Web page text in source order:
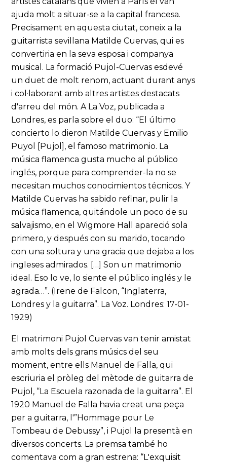
ajuda molt a situar-se a la capital francesa.
Precisament en aquesta ciutat, coneix a la
guitarrista sevillana Matilde Cuervas, qui es
convertiria en la seva esposa i companya
musical. La formació Pujol-Cuervas esdevé
un duet de molt renom, actuant durant anys
i col·laborant amb altres artistes destacats
d'arreu del món. A La Voz, publicada a
Londres, es parla sobre el duo: “El último
concierto lo dieron Matilde Cuervas y Emilio
Puyol [Pujol], el famoso matrimonio. La
música flamenca gusta mucho al público
inglés, porque para comprender-la no se
necesitan muchos conocimientos técnicos. Y
Matilde Cuervas ha sabido refinar, pulir la
música flamenca, quitándole un poco de su
salvajismo, en el Wigmore Hall apareció sola
primero, y después con su marido, tocando
con una soltura y una gracia que dejaba a los
ingleses admirados. […] Son un matrimonio
ideal. Eso lo ve, lo siente el público inglés y le
agrada…”. (Irene de Falcon, “Inglaterra,
Londres y la guitarra”. La Voz. Londres: 17-01-
1929)
El matrimoni Pujol Cuervas van tenir amistat
amb molts dels grans músics del seu
moment, entre ells Manuel de Falla, qui
escriuria el pròleg del mètode de guitarra de
Pujol, “La Escuela razonada de la guitarra”. El
1920 Manuel de Falla havia creat una peça
per a guitarra, l'”Hommage pour Le
Tombeau de Debussy”, i Pujol la presentà en
diversos concerts. La premsa també ho
comentava com a gran estrena: “L'exquisit